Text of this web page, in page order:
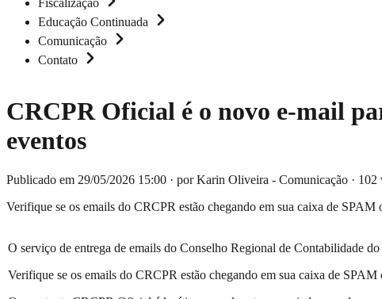
Fiscalização
Educação Continuada
Comunicação
Contato
CRCPR Oficial é o novo e-mail
eventos
Publicado em 29/05/2026 15:00 · por Karin Oliveira - Comunicação · 102
Verifique se os emails do CRCPR estão chegando em sua caixa de
O serviço de entrega de emails do Conselho Regional de Contabilidade
Verifique se os emails do CRCPR estão chegando em sua caixa de